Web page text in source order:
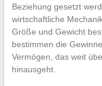
Beziehung gesetzt
wirtschaftliche
Größe und Gewicht
bestimmen die
Vermögen, das weit
hinausgeht.